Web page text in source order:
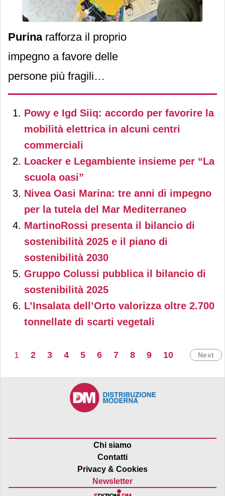
Purina rafforza il proprio
impegno a favore delle
persone più fragili
sostenendo, insieme a
Frida’s Friends, un
progetto di Iaa-Interventi
assistiti con gli animali, più
comunemente conosciuti
comepet therapy,
all’interno delS. C.
Neurologia Pediatrica –
Centro Regionale di
Epilettologia Infantile
(Crei) dell’Ospedale
Fatebenefratelli di Milano.
Powy e Igd Siiq: accordo per favorire la
mobilità elettrica in alcuni centri
commerciali
Loacker e Legambiente insieme per “La
scuola oasi”
Nivea Oasi Marina: tre anni di impegno
per la tutela del Mar Mediterraneo
MartinoRossi presenta il bilancio di
sostenibilità 2025 e il piano di
sostenibilità 2030
Gruppo Colussi pubblica il bilancio di
sostenibilità 2025
L’Insalata dell’Orto valorizza oltre 2.700
tonnellate di scarti vegetali
1 2 3 4 5 6 7 8 9 10 Next
Chi siamo
Contatti
Privacy & Cookies
Newsletter